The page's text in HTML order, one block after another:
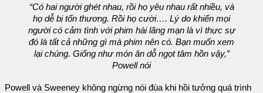
“Có hai người ghét nhau, rồi họ yêu nhau rất nhiều, và
họ dễ bị tổn thương. Rồi họ cười…. Lý do khiến mọi
người có cảm tình với phim hài lãng mạn là vì thực sự
đó là tất cả những gì mà phim nên có. Bạn muốn xem
lại chúng. Giống như món ăn dỗ ngọt tâm hồn vậy,”
Powell nói
Powell và Sweeney không ngừng nói đùa khi hồi tưởng quá trình